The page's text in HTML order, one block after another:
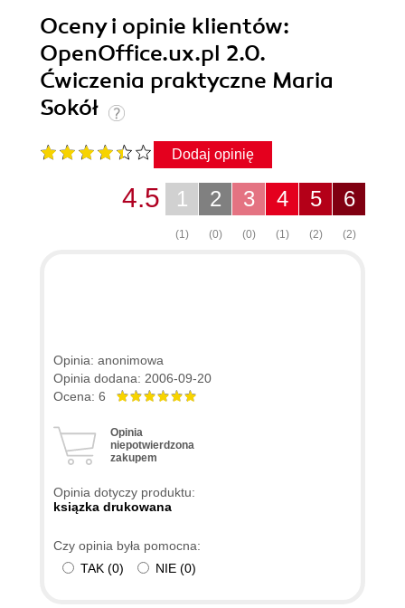
Oceny i opinie klientów:
OpenOffice.ux.pl 2.0.
Ćwiczenia praktyczne Maria
Sokół
Dodaj opinię
6
(2)
5
(2)
4
(1)
3
(0)
2
(0)
1
(1)
4.5
Opinia: anonimowa
Opinia dodana: 2006-09-20
Ocena: 6
Opinia
niepotwierdzona
zakupem
Opinia dotyczy produktu:
ksiązka drukowana
Czy opinia była pomocna:
TAK (0) NIE (0)